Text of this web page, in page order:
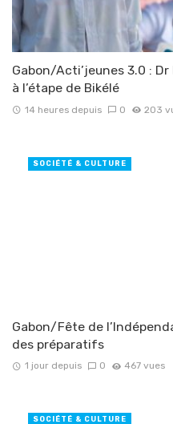
Gabon/Acti’jeunes 3.0 :
à l’étape de Bikélé
14 heures depuis 0 203
Gabon/Fête de
des préparatifs
1 jour depuis 0 467 vues
SOCIÉTÉ & CULTURE
SOCIÉTÉ & CULTURE